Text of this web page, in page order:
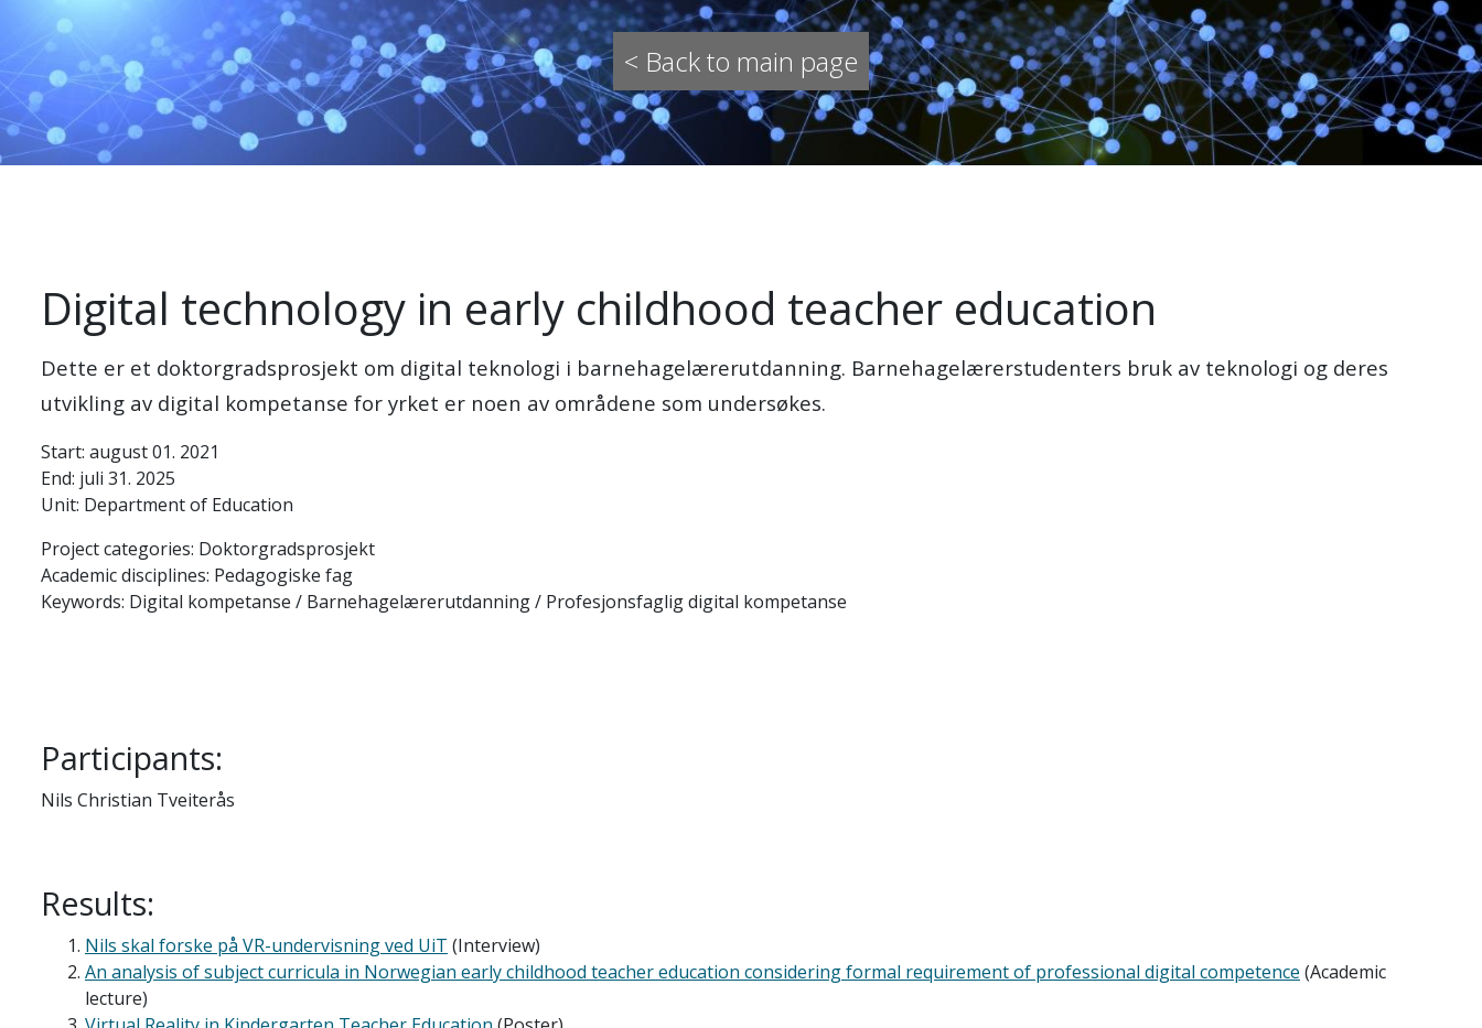
< Back to main page
Digital technology in early childhood teacher education
Dette er et doktorgradsprosjekt om digital teknologi i barnehagelærerutdanning. Barnehagelærerstudenters bruk av teknologi og deres
utvikling av digital kompetanse for yrket er noen av områdene som undersøkes.
Start: august 01. 2021
End: juli 31. 2025
Unit: Department of Education
Project categories: Doktorgradsprosjekt
Academic disciplines: Pedagogiske fag
Keywords: Digital kompetanse / Barnehagelærerutdanning / Profesjonsfaglig digital kompetanse
Participants:
Nils Christian Tveiterås
Results:
Nils skal forske på VR-undervisning ved UiT (Interview)
An analysis of subject curricula in Norwegian early childhood teacher education considering formal requirement of professional digital competence (Academic
lecture)